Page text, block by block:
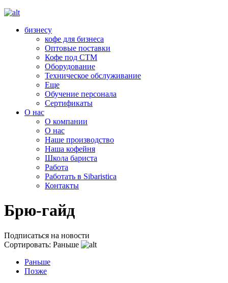
бизнесу
кофе для бизнеса
Оптовые поставки
Кофе под СТМ
Оборудование
Техническое обслуживание
Еще
Обучение персонала
Сертификаты
О нас
O компании
О нас
Наше производство
Наша кофейня
Школа бариста
Работа
Работать в Sibaristica
Контакты
Брю-гайд
Подписаться на новости
Сортировать: Раньше
Раньше
Позже